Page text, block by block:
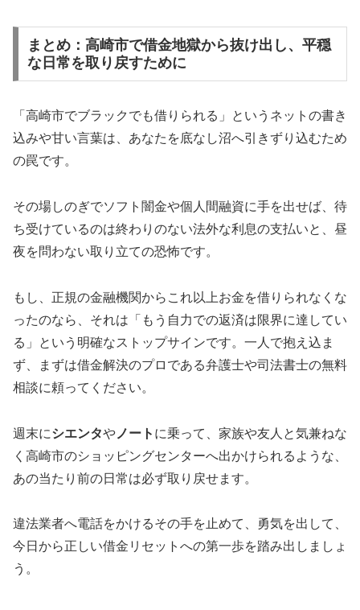
まとめ：高崎市で借金地獄から抜け出し、平穏
な日常を取り戻すために
「高崎市でブラックでも借りられる」というネットの書き
込みや甘い言葉は、あなたを底なし沼へ引きずり込むため
の罠です。
その場しのぎでソフト闇金や個人間融資に手を出せば、待
ち受けているのは終わりのない法外な利息の支払いと、昼
夜を問わない取り立ての恐怖です。
もし、正規の金融機関からこれ以上お金を借りられなくな
ったのなら、それは「もう自力での返済は限界に達してい
る」という明確なストップサインです。一人で抱え込ま
ず、まずは借金解決のプロである弁護士や司法書士の無料
相談に頼ってください。
週末にシエンタや ノート に乗って、家族や友人と気兼ねな
く高崎市のショッピングセンターへ出かけられるような、
あの当たり前の日常は必ず取り戻せます。
違法業者へ電話をかけるその手を止めて、勇気を出して、
今日から正しい借金リセットへの第一歩を踏み出しましょ
う。